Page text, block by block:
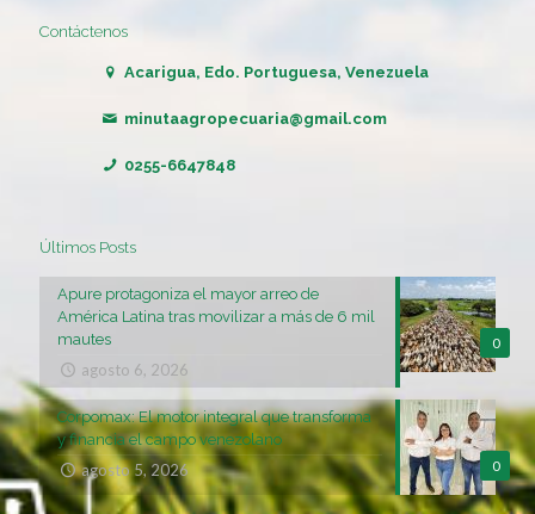
Contáctenos
Acarigua, Edo. Portuguesa, Venezuela
minutaagropecuaria@gmail.com
0255-6647848
Últimos Posts
0
Apure protagoniza el mayor arreo de
América Latina tras movilizar a más de 6 mil
mautes
agosto 6, 2026
0
Corpomax: El motor integral que transforma
y financia el campo venezolano
agosto 5, 2026